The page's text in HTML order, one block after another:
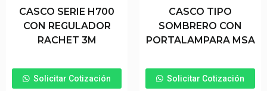
CASCO SERIE H700
CON REGULADOR
RACHET 3M
Solicitar Cotización
CASCO TIPO
SOMBRERO CON
PORTALAMPARA MSA
Solicitar Cotización